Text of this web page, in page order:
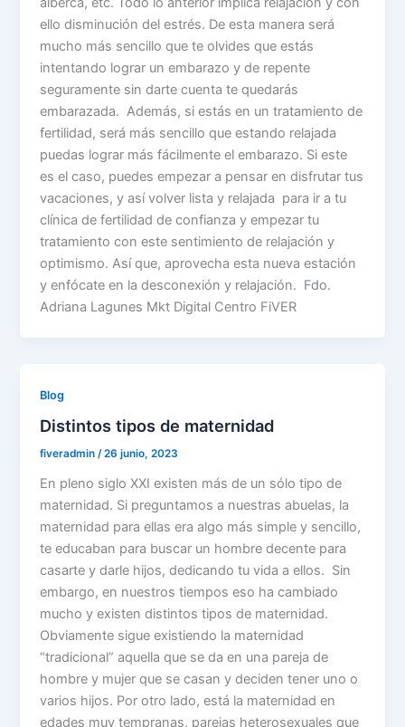
ello disminución del estrés. De esta manera será
mucho más sencillo que te olvides que estás
intentando lograr un embarazo y de repente
seguramente sin darte cuenta te quedarás
embarazada. Además, si estás en un tratamiento de
fertilidad, será más sencillo que estando relajada
puedas lograr más fácilmente el embarazo. Si este
es el caso, puedes empezar a pensar en disfrutar tus
vacaciones, y así volver lista y relajada para ir a tu
clínica de fertilidad de confianza y empezar tu
tratamiento con este sentimiento de relajación y
optimismo. Así que, aprovecha esta nueva estación
y enfócate en la desconexión y relajación. Fdo.
Adriana Lagunes Mkt Digital Centro FiVER
Blog
Distintos tipos de maternidad
fiveradmin/26 junio, 2023
En pleno siglo XXI existen más de un sólo tipo de
maternidad. Si preguntamos a nuestras abuelas, la
maternidad para ellas era algo más simple y sencillo,
te educaban para buscar un hombre decente para
casarte y darle hijos, dedicando tu vida a ellos. Sin
embargo, en nuestros tiempos eso ha cambiado
mucho y existen distintos tipos de maternidad.
Obviamente sigue existiendo la maternidad
“tradicional” aquella que se da en una pareja de
hombre y mujer que se casan y deciden tener uno o
varios hijos. Por otro lado, está la maternidad en
edades muy tempranas, parejas heterosexuales que